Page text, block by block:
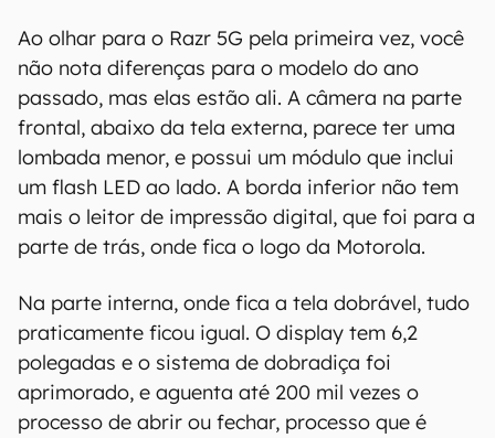
Ao olhar para o Razr 5G pela primeira vez, você
não nota diferenças para o modelo do ano
passado, mas elas estão ali. A câmera na parte
frontal, abaixo da tela externa, parece ter uma
lombada menor, e possui um módulo que inclui
um flash LED ao lado. A borda inferior não tem
mais o leitor de impressão digital, que foi para a
parte de trás, onde fica o logo da Motorola.
Na parte interna, onde fica a tela dobrável, tudo
praticamente ficou igual. O display tem 6,2
polegadas e o sistema de dobradiça foi
aprimorado, e aguenta até 200 mil vezes o
processo de abrir ou fechar, processo que é